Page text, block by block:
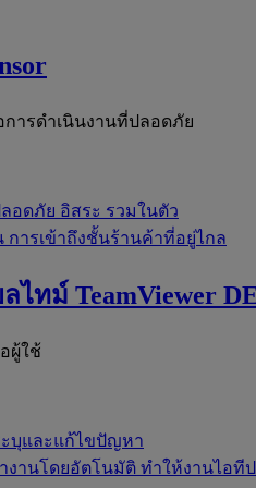
การดำเนินงานที่ปลอดภัย
อดภัย อิสระ รวมในตัว
การเข้าถึงชั้นร้านค้าที่อยู่ไกล
ไทม์ TeamViewer
ผู้ใช้
ะบุและแก้ไขปัญหา
งานโดยอัตโนมัติ ทำให้งานไอที